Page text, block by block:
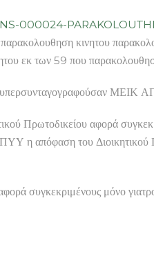
000024-
κινητου
εκ των 59 που
ΜΕΙΚ
Πρωτοδικείου αφορά
η απόφαση του
συγκεκριμένους μόνο